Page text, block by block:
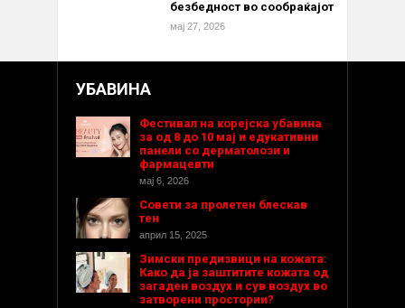
безбедност во сообраќајот
мај 27, 2026
УБАВИНА
Фестивал на корејска убавина
за од 8 до 10 мај и едукативни
панели со дерматолози и
фармацевти
мај 6, 2026
Совети за пролетен блескав
тен
април 15, 2025
Зимски предизвици на кожата:
Како да ја заштитите кожата од
загаден воздух и сув воздух во
затворени простории?